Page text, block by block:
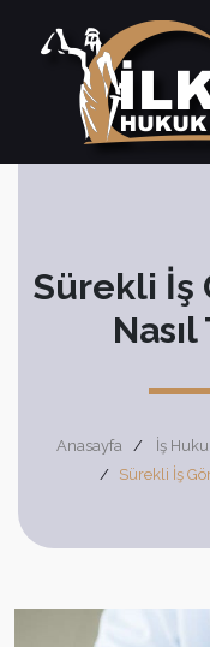
Sürekli İş
Anasayfa
İş
Sürekli İş